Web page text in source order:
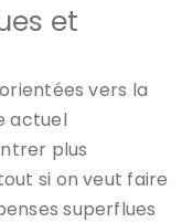
et
vers la
actuel
plus
si on veut faire
superflues